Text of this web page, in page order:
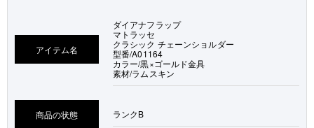
アイテム名
ダイアナフラップ
マトラッセ
クラシック チェーンショルダー
型番/A01164
カラー/黒×ゴールド金具
素材/ラムスキン
商品の状態 ランクB